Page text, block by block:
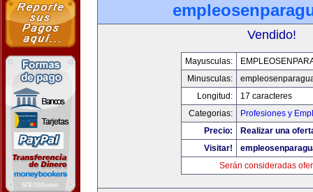
Vendido!
Mayusculas:
Minusculas:
Longitud:
17 caracteres
Categorias:
Profesiones y
Precio:
Realizar una
Visitar!
Serán consideradas